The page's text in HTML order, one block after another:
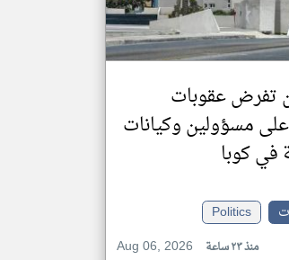
تفرض عقوبات
مسؤولين وكيانات
كوبا
Politics
Aug 06, 2026
منذ ٢٣ ساعة